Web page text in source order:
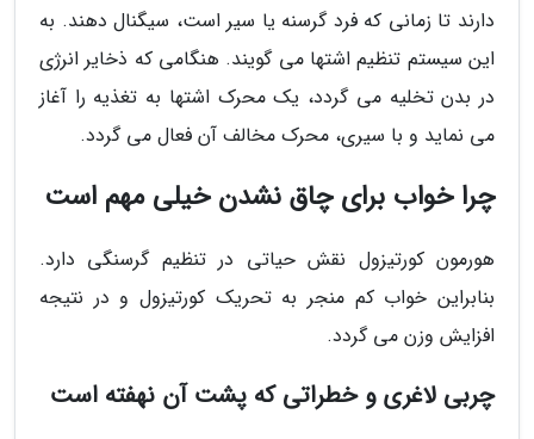
دارند تا زمانی که فرد گرسنه یا سیر است، سیگنال دهند. به
این سیستم تنظیم اشتها می گویند. هنگامی که ذخایر انرژی
در بدن تخلیه می گردد، یک محرک اشتها به تغذیه را آغاز
می نماید و با سیری، محرک مخالف آن فعال می گردد.
چرا خواب برای چاق نشدن خیلی مهم است
هورمون کورتیزول نقش حیاتی در تنظیم گرسنگی دارد.
بنابراین خواب کم منجر به تحریک کورتیزول و در نتیجه
افزایش وزن می گردد.
چربی لاغری و خطراتی که پشت آن نهفته است